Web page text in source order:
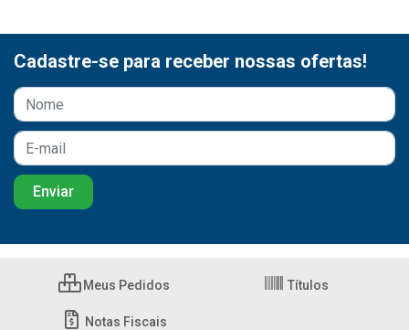
Cadastre-se para receber nossas ofertas!
Meus Pedidos Títulos
Notas Fiscais